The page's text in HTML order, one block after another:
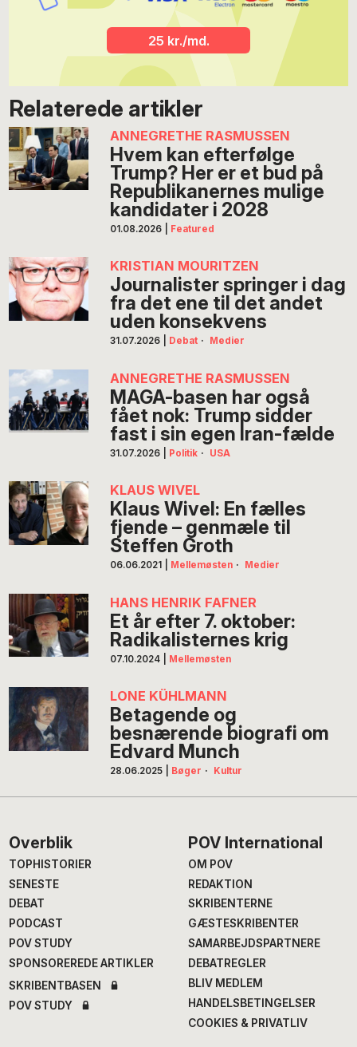
25 kr./md.
Relaterede artikler
ANNEGRETHE RASMUSSEN
Hvem kan efterfølge
Trump? Her er et bud på
Republikanernes mulige
kandidater i 2028
01.08.2026 Featured
KRISTIAN MOURITZEN
Journalister springer i dag
fra det ene til det andet
uden konsekvens
31.07.2026 Debat · Medier
ANNEGRETHE RASMUSSEN
MAGA-basen har også
fået nok: Trump sidder
fast i sin egen Iran-fælde
31.07.2026 Politik · USA
KLAUS WIVEL
Klaus Wivel: En fælles
fjende – genmæle til
Steffen Groth
06.06.2021 Mellemøsten · Medier
HANS HENRIK FAFNER
Et år efter 7. oktober:
Radikalisternes krig
07.10.2024 Mellemøsten
LONE KÜHLMANN
Betagende og
besnærende biografi om
Edvard Munch
28.06.2025 Bøger · Kultur
Footer
Overblik
TOPHISTORIER
SENESTE
DEBAT
PODCAST
POV STUDY
SPONSOREREDE ARTIKLER
SKRIBENTBASEN
POV STUDY
POV International
OM POV
REDAKTION
SKRIBENTERNE
GÆSTESKRIBENTER
SAMARBEJDSPARTNERE
DEBATREGLER
BLIV MEDLEM
HANDELSBETINGELSER
COOKIES & PRIVATLIV